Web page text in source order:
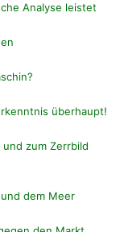
Analyse leistet
überhaupt!
zum Zerrbild
dem Meer